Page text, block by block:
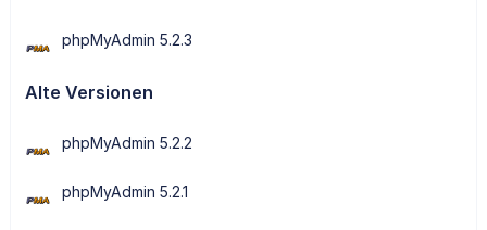
phpMyAdmin 5.2.3
Alte Versionen
phpMyAdmin 5.2.2
phpMyAdmin 5.2.1